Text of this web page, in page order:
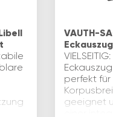
VAUTH-
perfekt für
geeignet